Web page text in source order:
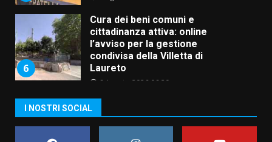
7
La magia del Minareto e la prima
assoluta de “L’Albergo
Belvedere. Il rapimento”
6 Agosto 2026 06:15
“I Contestatori: Musica di
Rivoluzione”: nuovo
I NOSTRI SOCIAL